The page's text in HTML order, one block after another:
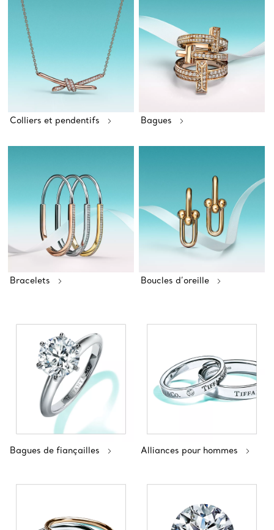
Colliers et pendentifs Bagues
Bracelets Boucles d’oreille
Bagues de fiançailles Alliances pour hommes